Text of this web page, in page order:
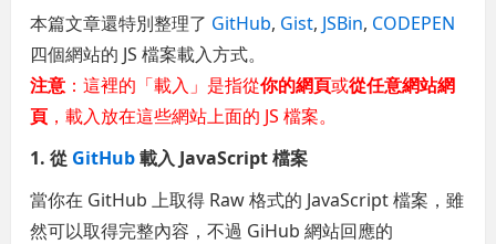
本篇文章還特別整理了 GitHub, Gist, JSBin, CODEPEN
四個網站的 JS 檔案載入方式。
注意 ：這裡的「載入」是指從你的網頁或從任意網站網
頁 ，載入放在這些網站上面的 JS 檔案。
1. 從 GitHub載入 JavaScript 檔案
當你在 GitHub 上取得 Raw 格式的 JavaScript 檔案，雖
然可以取得完整內容，不過 GiHub 網站回應的